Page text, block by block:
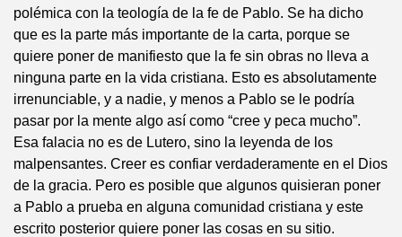
polémica con la teología de la fe de Pablo. Se ha dicho
que es la parte más importante de la carta, porque se
quiere poner de manifiesto que la fe sin obras no lleva a
ninguna parte en la vida cristiana. Esto es absolutamente
irrenunciable, y a nadie, y menos a Pablo se le podría
pasar por la mente algo así como “cree y peca mucho”.
Esa falacia no es de Lutero, sino la leyenda de los
malpensantes. Creer es confiar verdaderamente en el Dios
de la gracia. Pero es posible que algunos quisieran poner
a Pablo a prueba en alguna comunidad cristiana y este
escrito posterior quiere poner las cosas en su sitio.